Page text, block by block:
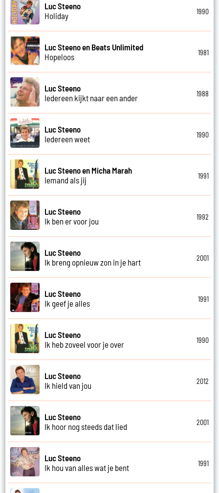
Luc Steeno
Holiday
1990
Luc Steeno en Beats Unlimited
Hopeloos
1981
Luc Steeno
Iedereen kijkt naar een ander
1988
Luc Steeno
Iedereen weet
1990
Luc Steeno en Micha Marah
Iemand als jij
1991
Luc Steeno
Ik ben er voor jou
1992
Luc Steeno
Ik breng opnieuw zon in je hart
2001
Luc Steeno
Ik geef je alles
1991
Luc Steeno
Ik heb zoveel voor je over
1990
Luc Steeno
Ik hield van jou
2012
Luc Steeno
Ik hoor nog steeds dat lied
2001
Luc Steeno
Ik hou van alles wat je bent
1991